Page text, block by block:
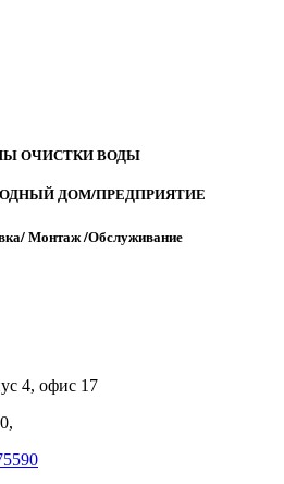
ОЧИСТКИ ВОДЫ
ДОМ/ПРЕДПРИЯТИЕ
Монтаж/Обслуживание
4, офис 17